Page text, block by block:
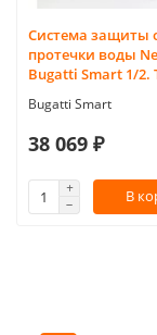
Система защиты
протечки воды
Bugatti Smart 1/2.
Bugatti Smart
38 069 ₽
В